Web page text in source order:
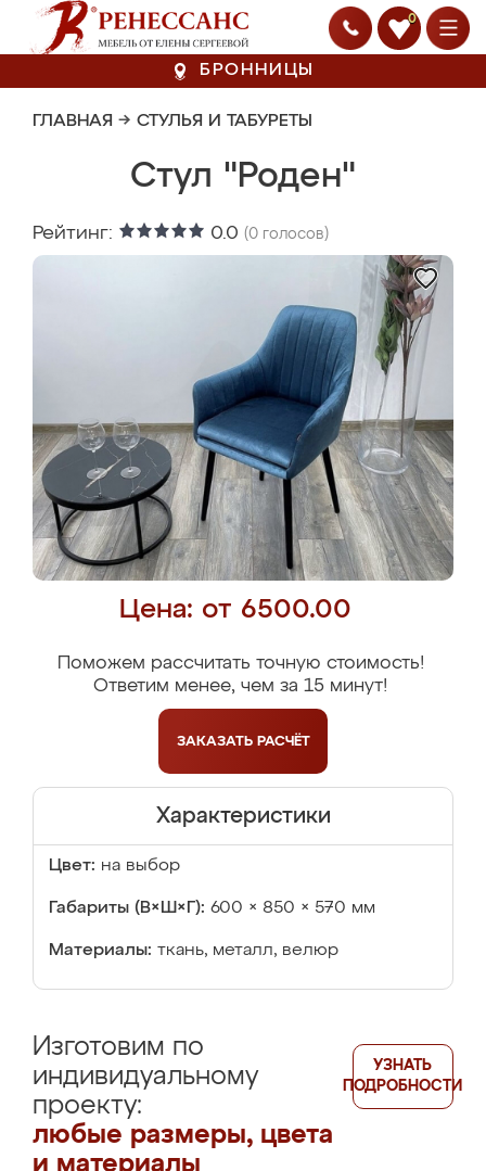
0
БРОННИЦЫ
ГЛАВНАЯ → СТУЛЬЯ И ТАБУРЕТЫ
Стул "Роден"
Рейтинг: 0.0 (0 голосов)
Цена: от 6500.00
Поможем рассчитать точную стоимость!
Ответим менее, чем за 15 минут!
ЗАКАЗАТЬ РАСЧЁТ
Характеристики
Цвет: на выбор
Габариты (В×Ш×Г): 600 × 850 × 570 мм
Материалы: ткань, металл, велюр
Изготовим по
индивидуальному
проекту:
любые размеры, цвета
и материалы
УЗНАТЬ
ПОДРОБНОСТИ